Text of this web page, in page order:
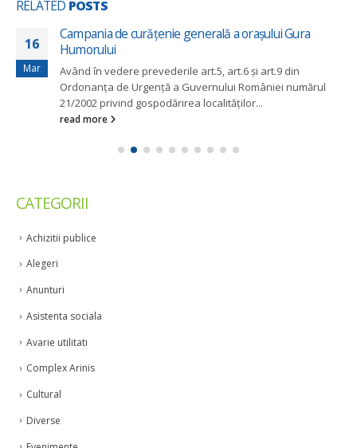
RELATED POSTS
16
Mar
Campania de curățenie generală a orașului Gura
Humorului
Având în vedere prevederile art.5, art.6 și art.9 din
Ordonanța de Urgență a Guvernului României numărul
21/2002 privind gospodărirea localităților...
read more
CATEGORII
Achizitii publice
Alegeri
Anunturi
Asistenta sociala
Avarie utilitati
Complex Arinis
Cultural
Diverse